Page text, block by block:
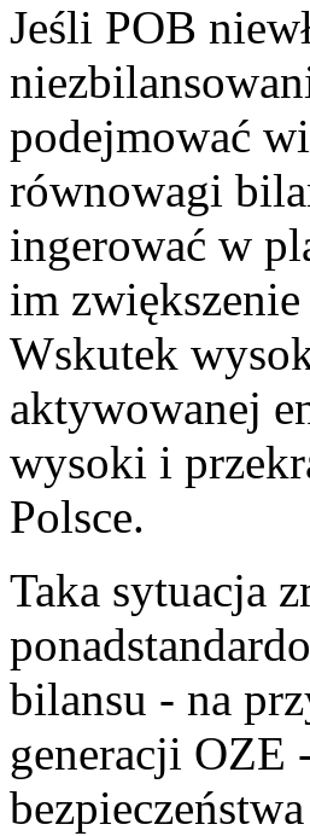
Jeśli POB
podejmować
równowagi
ingerować w
im
Wskutek
aktywowanej
wysoki i
Polsce.
Taka sytuacja
bilansu - na
generacji OZE